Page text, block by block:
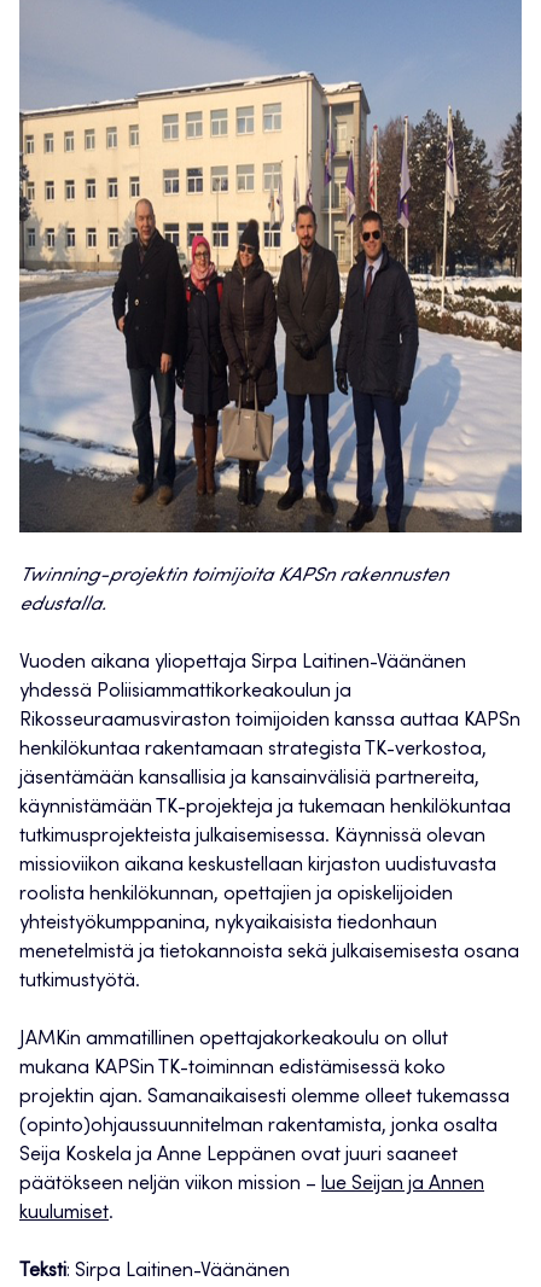
Twinning-projektin toimijoita KAPSn rakennusten
edustalla.
Vuoden aikana yliopettaja Sirpa Laitinen-Väänänen
yhdessä Poliisiammattikorkeakoulun ja
Rikosseuraamusviraston toimijoiden kanssa auttaa KAPSn
henkilökuntaa rakentamaan strategista TK-verkostoa,
jäsentämään kansallisia ja kansainvälisiä partnereita,
käynnistämään TK-projekteja ja tukemaan henkilökuntaa
tutkimusprojekteista julkaisemisessa. Käynnissä olevan
missioviikon aikana keskustellaan kirjaston uudistuvasta
roolista henkilökunnan, opettajien ja opiskelijoiden
yhteistyökumppanina, nykyaikaisista tiedonhaun
menetelmistä ja tietokannoista sekä julkaisemisesta osana
tutkimustyötä.
JAMKin ammatillinen opettajakorkeakoulu on ollut
mukana KAPSin TK-toiminnan edistämisessä koko
projektin ajan. Samanaikaisesti olemme olleet tukemassa
(opinto)ohjaussuunnitelman rakentamista, jonka osalta
Seija Koskela ja Anne Leppänen ovat juuri saaneet
päätökseen neljän viikon mission – lue Seijan ja Annen
kuulumiset.
Teksti: Sirpa Laitinen-Väänänen